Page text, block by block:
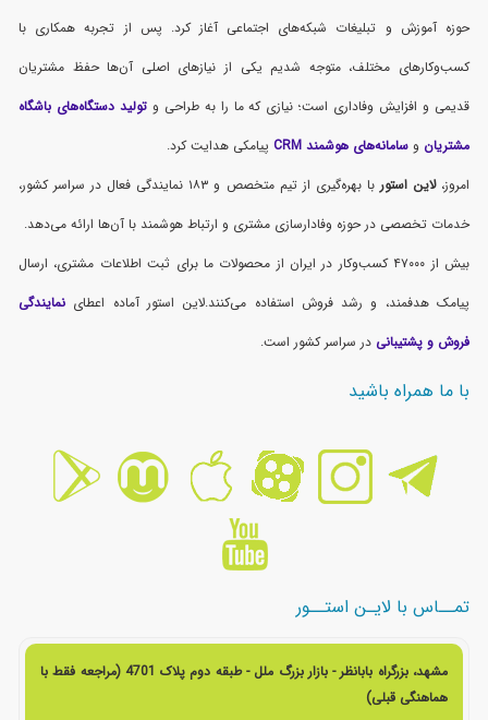
حوزه آموزش و تبلیغات شبکه‌های اجتماعی آغاز کرد. پس از تجربه همکاری با
کسب‌وکارهای مختلف، متوجه شدیم یکی از نیازهای اصلی آن‌ها حفظ مشتریان
قدیمی و افزایش وفاداری است؛ نیازی که ما را به طراحی وتولید دستگاه‌های باشگاه
مشتریان وسامانه‌های هوشمند CRM
پیامکی هدایت کرد.
امروز،لاین استور
با بهره‌گیری از تیم متخصص و ۱۸۳ نمایندگی فعال در سراسر کشور،
خدمات تخصصی در حوزه وفادارسازی مشتری و ارتباط هوشمند با آن‌ها ارائه می‌دهد.
بیش از ۴۷۰۰۰ کسب‌وکار در ایران از محصولات ما برای ثبت اطلاعات مشتری، ارسال
پیامک هدفمند، و رشد فروش استفاده می‌کنند.لاین استور آماده اعطای نمایندگی
فروش و پشتیبانی در سراسر کشور است.
با ما همراه باشید
تمــاس با لایـن استــور
مشهد، بزرگراه بابانظر - بازار بزرگ ملل - طبقه دوم پلاک 4701 (مراجعه فقط با
هماهنگی قبلی)